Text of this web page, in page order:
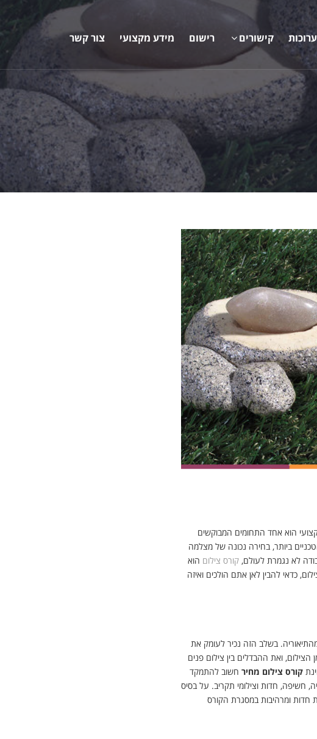
קישורים רישום מידע מקצועי צור קשר
הוא אחד התחומים המבוקשים
ביותר, בחירה נכונה של מצלמה
לא נגמרת לעולם, קורס צילום הוא
כדאי להבין לאן אתם הולכים ואיזה
בשלב הזה נכיר לעומק את
ואת ההבדלים בין צילום פנים
קורס צילום מחיר חשוב להתמקד
חשיפה, חדות וצילומי תקריב. על בסיס
חדות ומרהיבות במסגרת הקורס